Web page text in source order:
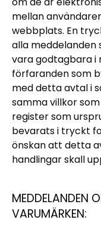
mellan
webbplats. En
alla meddelanden
vara godtagbara i
förfaranden som
med detta avtal i
samma villkor
register som
bevarats i tryckt
önskan att detta
handlingar skall
MEDDELANDEN
VARUMÄRKEN: